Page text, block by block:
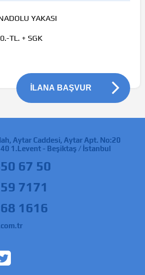
YAKASI
TL. + SGK
İLANA BAŞVUR
Aytar Caddesi, Aytar Apt. No:20
1.Levent - Beşiktaş / İstanbul
67 50
7171
1616